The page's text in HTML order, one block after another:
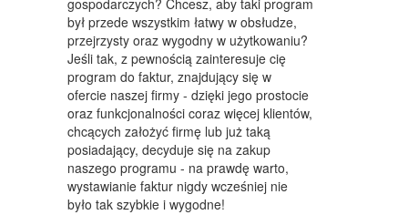
WYPOSAŻENIE WNĘTRZ
WYPOSAŻENIE ŁAZIENKI
ODZIEŻ
SPORT
ELEKTRONIKA, RTV, AGD
ART. DLA ZWIERZĄT
gospodarczych? Chcesz, aby taki program
był przede wszystkim łatwy w obsłudze,
przejrzysty oraz wygodny w użytkowaniu?
Jeśli tak, z pewnością zainteresuje cię
program do faktur, znajdujący się w
ofercie naszej firmy - dzięki jego prostocie
oraz funkcjonalności coraz więcej klientów,
chcących założyć firmę lub już taką
posiadający, decyduje się na zakup
naszego programu - na prawdę warto,
wystawianie faktur nigdy wcześniej nie
było tak szybkie i wygodne!